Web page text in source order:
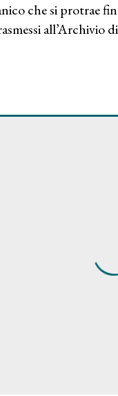
che si protrae
all’Archivio